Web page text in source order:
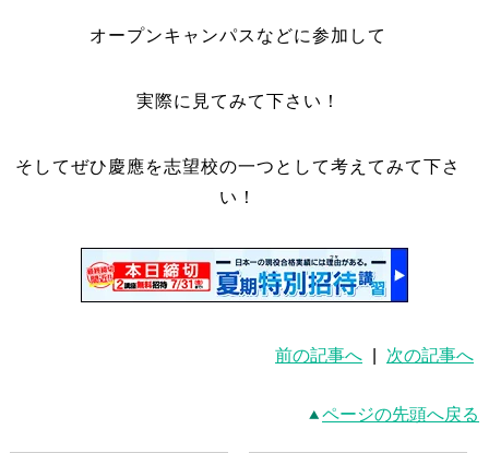
オープンキャンパスなどに参加して
実際に見てみて下さい！
そしてぜひ慶應を志望校の一つとして考えてみて下さ
い！
前の記事へ 次の記事へ
ページの先頭へ戻る